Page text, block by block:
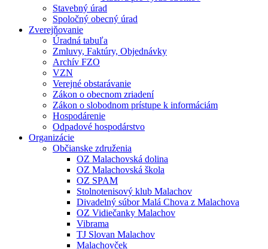
Stavebný úrad
Spoločný obecný úrad
Zverejňovanie
Úradná tabuľa
Zmluvy, Faktúry, Objednávky
Archív FZO
VZN
Verejné obstarávanie
Zákon o obecnom zriadení
Zákon o slobodnom prístupe k informáciám
Hospodárenie
Odpadové hospodárstvo
Organizácie
Občianske združenia
OZ Malachovská dolina
OZ Malachovská škola
OZ SPAM
Stolnotenisový klub Malachov
Divadelný súbor Malá Chova z Malachova
OZ Vidiečanky Malachov
Vibrama
TJ Slovan Malachov
Malachovček